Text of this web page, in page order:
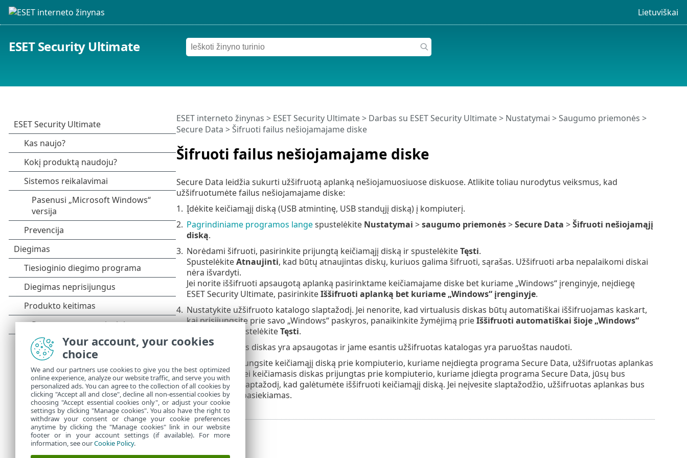
Lietuviškai
ESET Security Ultimate
Šifruoti failus nešiojamajame diske
ESET interneto žinynas > ESET Security Ultimate> Darbas su ESET Security Ultimate> Nustatymai >Saugumo priemonės >
Secure Data > Šifruoti failus nešiojamajame diske
Secure Data leidžia sukurti užšifruotą aplanką nešiojamuosiuose diskuose. Atlikite toliau nurodytus veiksmus, kad
užšifruotumėte failus nešiojamajame diske:
1. Įdėkite keičiamąjį diską (USB atmintinę, USB standųjį diską) į kompiuterį.
2. Pagrindiniame programos langespustelėkite Nustatymai >saugumo priemonės>Secure Data >Šifruoti nešiojamąjį
diską.
3. Norėdami šifruoti, pasirinkite prijungtą keičiamąjį diską ir spustelėkiteTęsti.
SpustelėkiteAtnaujinti, kad būtų atnaujintas diskų, kuriuos galima šifruoti, sąrašas. Užšifruoti arba nepalaikomi diskai
nėra išvardyti.
Jei norite iššifruoti apsaugotą aplanką pasirinktame keičiamajame diske bet kuriame „Windows“ įrenginyje, neįdiegę
ESET Security Ultimate, pasirinkiteIššifruoti aplanką bet kuriame „Windows“ įrenginyje.
4. Nustatykite užšifruoto katalogo slaptažodį. Jei nenorite, kad virtualusis diskas būtų automatiškai iššifruojamas kaskart,
kai prisijungsite prie savo „Windows“ paskyros, panaikinkite žymėjimą prieIššifruoti automatiškai šioje „Windows“
. SpustelėkiteTęsti.
5. Jūsų keičiamasis diskas yra apsaugotas ir jame esantis užšifruotas katalogas yra paruoštas naudoti.
Nuo dabar, jei prijungsite keičiamąjį diską prie kompiuterio, kuriame neįdiegta programa Secure Data, užšifruotas aplankas
nebus rodomas. Jei keičiamasis diskas prijungtas prie kompiuterio, kuriame įdiegta programa Secure Data, jūsų bus
paprašyta įvesti slaptažodį, kad galėtumėte iššifruoti keičiamąjį diską. Jei neįvesite slaptažodžio, užšifruotas aplankas bus
matomas, bet nepasiekiamas.
Your account, your cookies
choice
We and our partners use cookies to give you the best optimized
online experience, analyze our website traffic, and serve you with
personalized ads. You can agree to the collection of all cookies by
clicking "Accept all and close", decline all non-essential cookies by
choosing "Accept essential cookies only", or adjust your cookie
settings by clicking "Manage cookies". You also have the right to
withdraw your consent or change your cookie preferences
anytime by clicking the "Manage cookies" link in our website
footer or in your account settings (if available). For more
information, see ourCookie Policy.